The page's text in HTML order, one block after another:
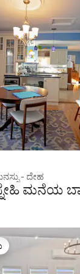
ಆತ್ಮ - ಮನಸ್ಸು - ದೇಹ
ಮನೆಯ